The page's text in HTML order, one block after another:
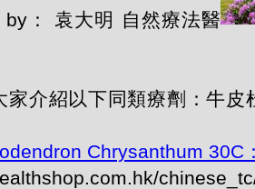
by： 袁大明 自然療法醫
家介紹以下同類療劑：牛皮
Chrysanthum 30C